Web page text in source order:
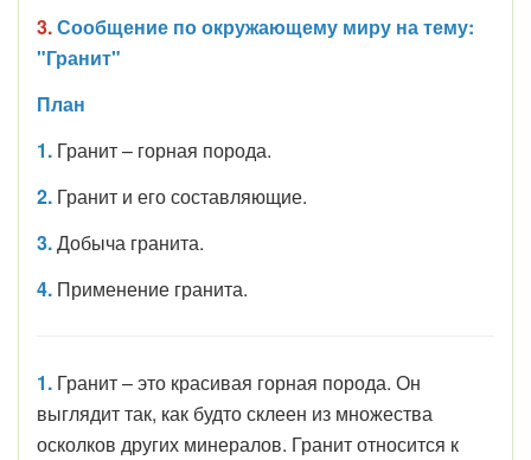
3.Сообщение по окружающему миру на тему:
"Гранит"
План
1. Гранит – горная порода.
2. Гранит и его составляющие.
3.Добыча гранита.
4. Применение гранита.
1. Гранит – это красивая горная порода. Он
выглядит так, как будто склеен из множества
осколков других минералов. Гранит относится к